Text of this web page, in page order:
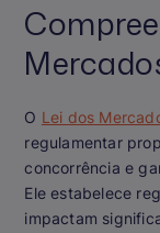
O Lei dos
regulamentar
concorrência e
Ele estabelece
impactam